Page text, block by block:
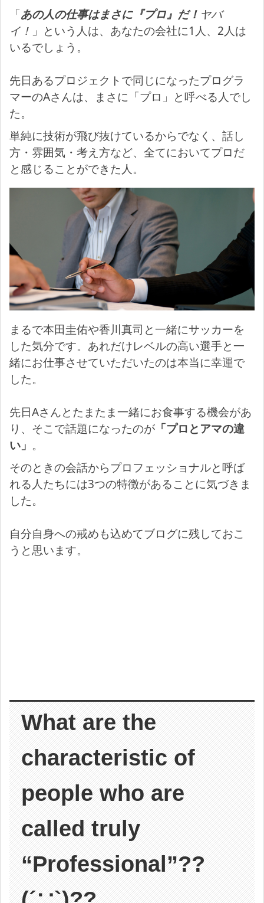
「あの人の仕事はまさに『プロ』だ！ ヤバ
イ！ 」という人は、あなたの会社に1人、2人は
いるでしょう。
先日あるプロジェクトで同じになったプログラ
マーのAさんは、まさに「プロ」と呼べる人でし
た。
単純に技術が飛び抜けているからでなく、話し
方・雰囲気・考え方など、全てにおいてプロだ
と感じることができた人。
まるで本田圭佑や香川真司と一緒にサッカーを
した気分です。あれだけレベルの高い選手と一
緒にお仕事させていただいたのは本当に幸運で
した。
先日Aさんとたまたま一緒にお食事する機会があ
り、そこで話題になったのが 「プロとアマの違
い」 。
そのときの会話からプロフェッショナルと呼ば
れる人たちには3つの特徴があることに気づきま
した。
自分自身への戒めも込めてブログに残しておこ
うと思います。
What are the
characteristic of
people who are
called truly
“Professional”??